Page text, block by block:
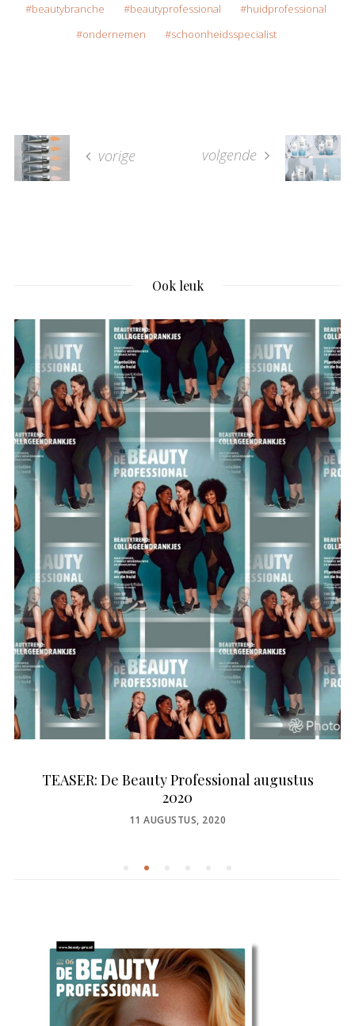
beautybranche beautyprofessional
huidprofessional
ondernemen
schoonheidsspecialist
vorige volgende
Ook leuk
TEASER: De Beauty Professional augustus
2020
POSTED
11 AUGUSTUS, 2020